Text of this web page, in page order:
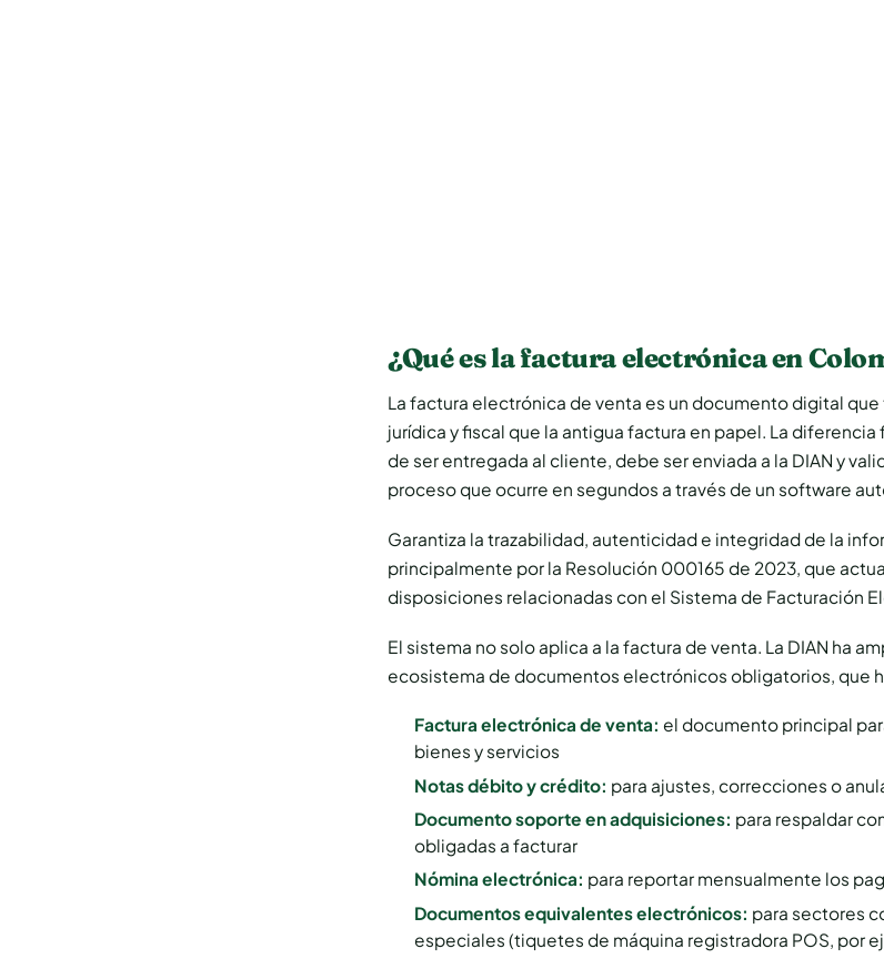
¿Qué es la factura electrónica en
La factura electrónica de venta es un documento digital
jurídica y fiscal que la antigua factura en papel. La
de ser entregada al cliente, debe ser enviada a la DIAN y
proceso que ocurre en segundos a través de un software
Garantiza la trazabilidad, autenticidad e integridad de la
principalmente por la Resolución 000165 de 2023, que
disposiciones relacionadas con el Sistema de Facturación
El sistema no solo aplica a la factura de venta. La DIAN ha
ecosistema de documentos electrónicos obligatorios, que
Factura electrónica de venta: el documento principal
bienes y servicios
Notas débito y crédito: para ajustes, correcciones o
Documento soporte en adquisiciones: para respaldar
obligadas a facturar
Nómina electrónica: para reportar mensualmente los
Documentos equivalentes electrónicos: para sectores
especiales (tiquetes de máquina registradora POS, por